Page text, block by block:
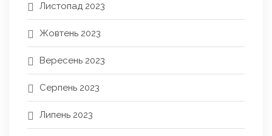
Листопад 2023
Жовтень 2023
Вересень 2023
Серпень 2023
Липень 2023